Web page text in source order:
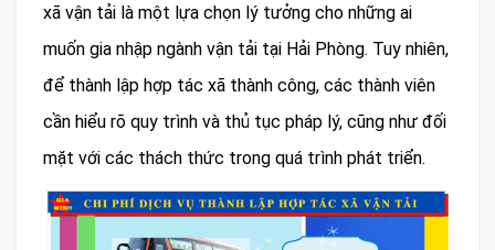
xã vận tải là một lựa chọn lý tưởng cho những ai
muốn gia nhập ngành vận tải tại Hải Phòng. Tuy nhiên,
để thành lập hợp tác xã thành công, các thành viên
cần hiểu rõ quy trình và thủ tục pháp lý, cũng như đối
mặt với các thách thức trong quá trình phát triển.